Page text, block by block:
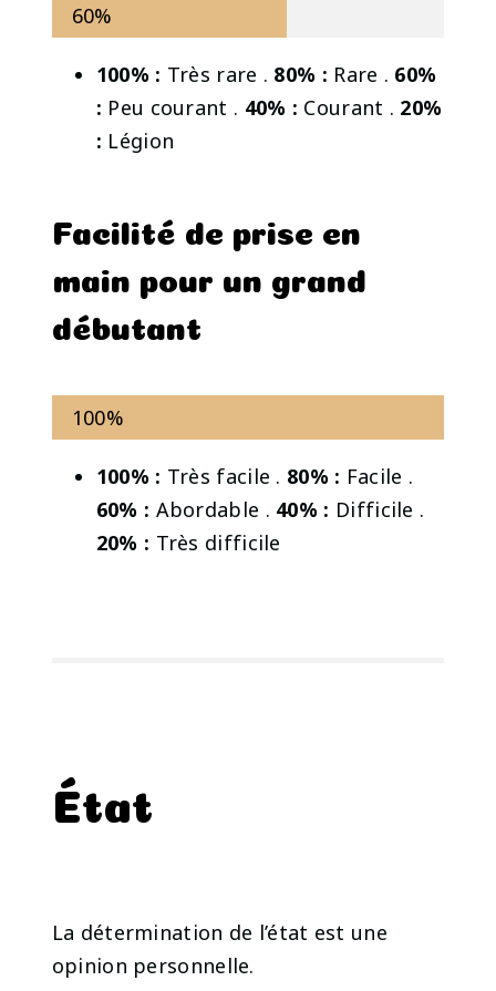
60%
100% : Très rare . 80% : Rare . 60%
: Peu courant . 40% : Courant . 20%
: Légion
Facilité de prise en
main pour un grand
débutant
100%
100% : Très facile . 80% : Facile .
60% : Abordable . 40% : Difficile .
20% : Très difficile
État
La détermination de l’état est une
opinion personnelle.